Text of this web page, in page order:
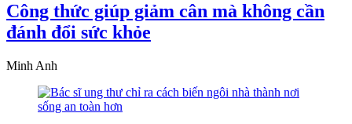
Công thức giúp giảm cân mà không cần
đánh đổi sức khỏe
Minh Anh